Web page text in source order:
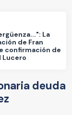
La
de Fran
confirmación de
Lucero
deuda